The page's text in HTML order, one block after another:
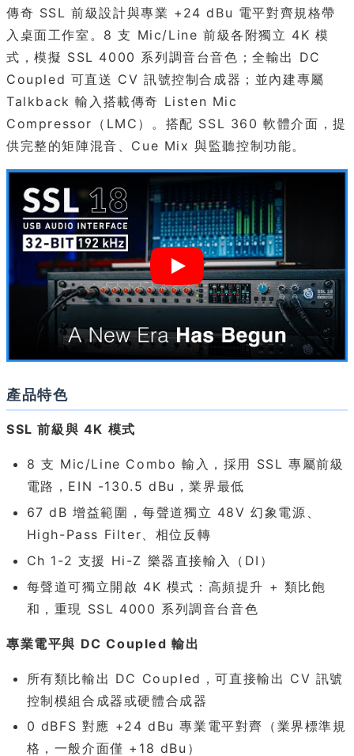
傳奇 SSL 前級設計與專業 +24 dBu 電平對齊規格帶
入桌面工作室。8 支 Mic/Line 前級各附獨立 4K 模
式，模擬 SSL 4000 系列調音台音色；全輸出 DC
Coupled 可直送 CV 訊號控制合成器；並內建專屬
Talkback 輸入搭載傳奇 Listen Mic
Compressor（LMC）。搭配 SSL 360 軟體介面，提
供完整的矩陣混音、Cue Mix 與監聽控制功能。
產品特色
SSL 前級與 4K 模式
8 支 Mic/Line Combo 輸入，採用 SSL 專屬前級
電路，EIN -130.5 dBu，業界最低
67 dB 增益範圍，每聲道獨立 48V 幻象電源、
High-Pass Filter、相位反轉
Ch 1-2 支援 Hi-Z 樂器直接輸入（DI）
每聲道可獨立開啟 4K 模式：高頻提升 + 類比飽
和，重現 SSL 4000 系列調音台音色
專業電平與 DC Coupled 輸出
所有類比輸出 DC Coupled，可直接輸出 CV 訊號
控制模組合成器或硬體合成器
0 dBFS 對應 +24 dBu 專業電平對齊（業界標準規
格，一般介面僅 +18 dBu）